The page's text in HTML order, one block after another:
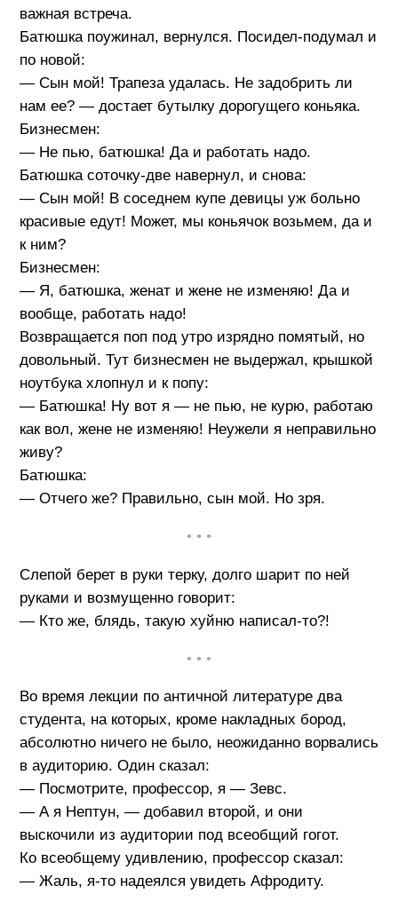
важная встреча.
Батюшка поужинал, вернулся. Посидел-подумал и
по новой:
— Сын мой! Трапеза удалась. Не задобрить ли
нам ее? — достает бутылку дорогущего коньяка.
Бизнесмен:
— Не пью, батюшка! Да и работать надо.
Батюшка соточку-две навернул, и снова:
— Сын мой! В соседнем купе девицы уж больно
красивые едут! Может, мы коньячок возьмем, да и
к ним?
Бизнесмен:
— Я, батюшка, женат и жене не изменяю! Да и
вообще, работать надо!
Возвращается поп под утро изрядно помятый, но
довольный. Тут бизнесмен не выдержал, крышкой
ноутбука хлопнул и к попу:
— Батюшка! Ну вот я — не пью, не курю, работаю
как вол, жене не изменяю! Неужели я неправильно
живу?
Батюшка:
— Отчего же? Правильно, сын мой. Но зря.
• • •
Слепой берет в руки терку, долго шарит по ней
руками и возмущенно говорит:
— Кто же, блядь, такую хуйню написал-то?!
• • •
Во время лекции по античной литературе два
студента, на которых, кроме накладных бород,
абсолютно ничего не было, неожиданно ворвались
в аудиторию. Один сказал:
— Посмотрите, профессор, я — Зевс.
— А я Нептун, — добавил второй, и они
выскочили из аудитории под всеобщий гогот.
Ко всеобщему удивлению, профессор сказал:
— Жаль, я-то надеялся увидеть Афродиту.